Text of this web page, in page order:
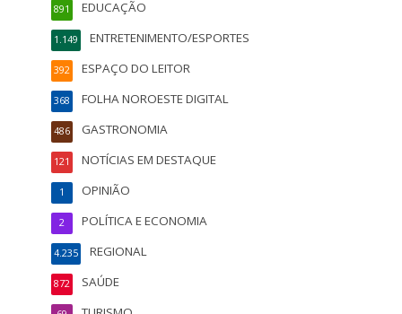
EDUCAÇÃO
891
ENTRETENIMENTO/ESPORTES
1.149
ESPAÇO DO LEITOR
392
FOLHA NOROESTE DIGITAL
368
GASTRONOMIA
486
NOTÍCIAS EM DESTAQUE
121
OPINIÃO
1
POLÍTICA E ECONOMIA
2
REGIONAL
4.235
SAÚDE
872